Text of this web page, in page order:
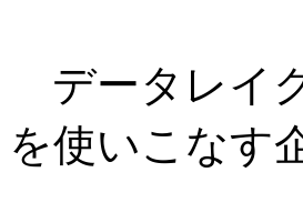
データレイ
を使いこなす